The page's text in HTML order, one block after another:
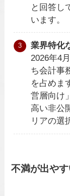
と回答し
います。
業界特化
2026年4
ち会計事
を占めま
営層向け
高い非公
リアの選
不満が出や